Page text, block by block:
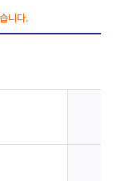
니다.